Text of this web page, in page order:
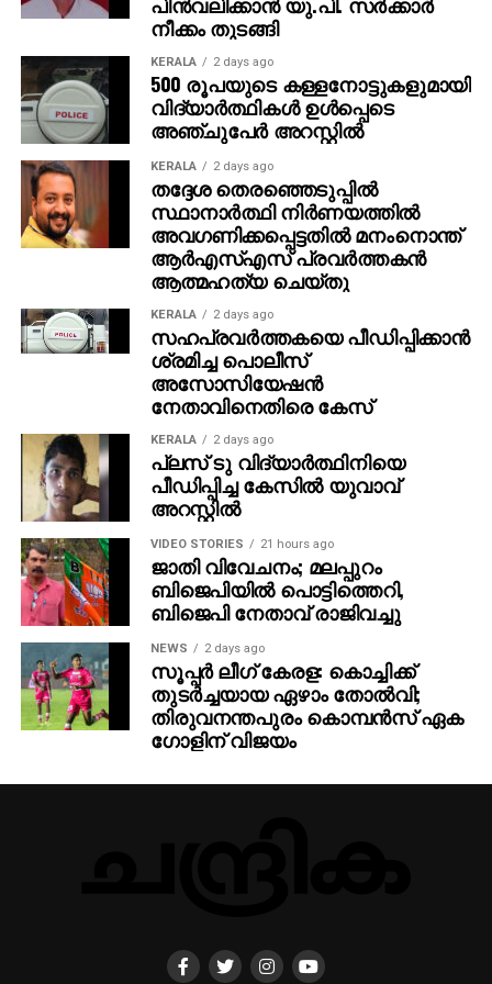
ജനാധിപത്യത്തിന്റെയും സമാധാനത്തിന്റെയും
മാര്‍ഗമുപയോഗിച്ചും ഇതര ജനവിഭാഗങ്ങളെ
കൂട്ടുപിടിച്ചും ശബ്ദമുയര്‍ത്തേണ്ടതുണ്ട്. ഇസ്സത്തുള്ള ഒരു
സമുദായം എന്ന നിലക്ക് ഭീരുത്വവും കീഴടങ്ങലും
പ്രീണന നയം സ്വീകരിക്കലും
മുസ്‌ലിംകള്‍ക്കനുയോജ്യമല്ല.
RELATED TOPICS:
UP NEXT
എ.ടി.എമ്മിനു മേലെ പരുന്ത് പറക്കുന്നു
ശീത സമ്മേളനത്തിലെ ഉഷ്ണക്കാറ്റ്
പഴയപോലെ കച്ചവടം തുടരും. ഭാര്യയുടെ ആഗ്രഹം
പോലെ സ്ഥലം വാങ്ങി വീട് പണിയും ‘ എന്നതായിരുന്നു
അമിതിന്റെ പ്രതികരണം. സാധാരണ മനുഷ്യന്റെ
മനോഹരമായ പങ്കുവെക്കലാണ് ഇപ്പോള്‍ സോഷ്യല്‍
മീഡിയയില്‍ ചര്‍ച്ചയായിരിക്കുന്നത്.
നീക്കം തുടങ്ങി
KERALA 2 days ago
500 രൂപയുടെ കള്ളനോട്ടുകളുമായി
വിദ്യാര്‍ത്ഥികള്‍ ഉള്‍പ്പെടെ
അഞ്ചുപേര്‍ അറസ്റ്റില്‍
KERALA 2 days ago
തദ്ദേശ തെരഞ്ഞെടുപ്പില്‍
സ്ഥാനാര്‍ത്ഥി നിര്‍ണയത്തില്‍
അവഗണിക്കപ്പെട്ടതില്‍ മനംനൊന്ത്
ആര്‍എസ്എസ് പ്രവര്‍ത്തകന്‍
ആത്മഹത്യ ചെയ്തു
KERALA 2 days ago
സഹപ്രവര്‍ത്തകയെ പീഡിപ്പിക്കാന്‍
ശ്രമിച്ച പൊലീസ്
അസോസിയേഷന്‍
നേതാവിനെതിരെ കേസ്
KERALA 2 days ago
പ്ലസ് ടു വിദ്യാര്‍ത്ഥിനിയെ
പീഡിപ്പിച്ച കേസില്‍ യുവാവ്
അറസ്റ്റില്‍
VIDEO STORIES 21 hours ago
ജാതി വിവേചനം; മലപ്പുറം
ബിജെപിയില്‍ പൊട്ടിത്തെറി,
ബിജെപി നേതാവ് രാജിവച്ചു
NEWS 2 days ago
സൂപ്പര്‍ ലീഗ് കേരള: കൊച്ചിക്ക്
തുടര്‍ച്ചയായ ഏഴാം തോല്‍വി;
തിരുവനന്തപുരം കൊമ്പന്‍സ് ഏക
ഗോളിന് വിജയം